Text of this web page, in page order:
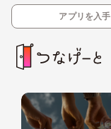
アプリを入手